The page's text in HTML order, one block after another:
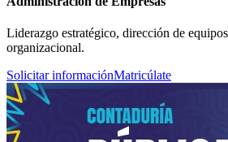
Liderazgo estratégico, dirección de
organizacional.
Solicitar informaciónMatricúlate